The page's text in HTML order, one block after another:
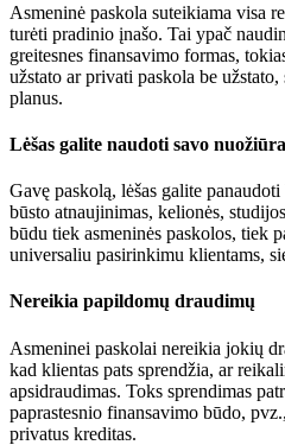
Asmeninė paskola suteikiama visa
turėti pradinio įnašo. Tai ypač
greitesnes finansavimo formas,
užstato ar privati paskola be
planus.
Lėšas galite naudoti savo nuožiūra
Gavę paskolą, lėšas galite
būsto atnaujinimas, kelionės,
būdu tiek asmeninės paskolos, tiek
universaliu pasirinkimu klientams,
Nereikia papildomų draudimų
Asmeninei paskolai nereikia jokių
kad klientas pats sprendžia, ar
apsidraudimas. Toks sprendimas
paprastesnio finansavimo būdo,
privatus kreditas.